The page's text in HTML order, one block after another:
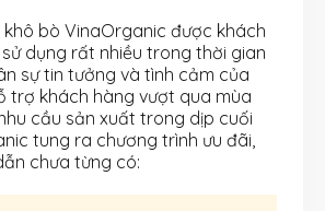
khô bò VinaOrganic được khách
dụng rất nhiều trong thời gian
sự tin tưởng và tình cảm của
trợ khách hàng vượt qua mùa
cầu sản xuất trong dịp cuối
tung ra chương trình ưu đãi,
chưa từng có: